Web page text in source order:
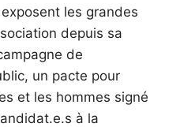
les grandes
depuis sa
de
un pacte pour
et les hommes signé
à la